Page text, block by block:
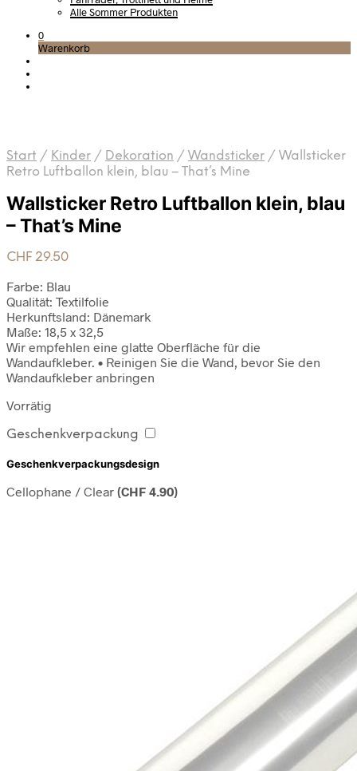
Alle Sommer Produkten
0
Warenkorb
Start / Kinder / Dekoration / Wandsticker / Wallsticker
Retro Luftballon klein, blau – That’s Mine
Wallsticker Retro Luftballon klein, blau
– That’s Mine
CHF 29.50
Farbe: Blau
Qualität: Textilfolie
Herkunftsland: Dänemark
Maße: 18,5 x 32,5
Wir empfehlen eine glatte Oberfläche für die
Wandaufkleber. • Reinigen Sie die Wand, bevor Sie den
Wandaufkleber anbringen
Vorrätig
Geschenkverpackung
Geschenkverpackungsdesign
Cellophane / Clear (CHF 4.90)